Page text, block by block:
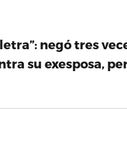
negó tres
su exesposa,